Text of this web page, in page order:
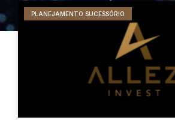
PLANEJAMENTO SUCESSÓRIO